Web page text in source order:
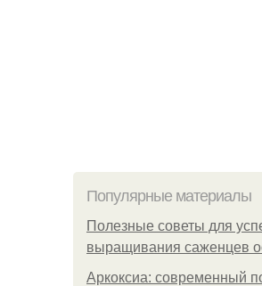
Популярные материалы
Полезные советы для
выращивания саженцев
Аркоксиа: современный